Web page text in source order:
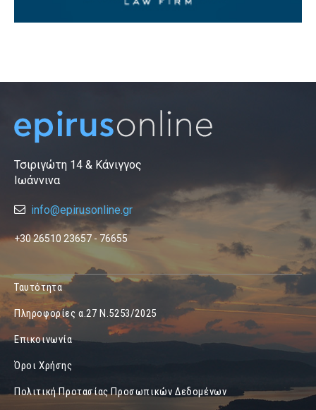
Τσιριγώτη 14 & Κάνιγγος
Ιωάννινα
info@epirusonline.gr
+30 26510 23657 - 76655
Ταυτότητα
Πληροφορίες α.27 Ν.5253/2025
Επικοινωνία
Όροι Χρήσης
Πολιτική Προτασίας Προσωπικών Δεδομένων